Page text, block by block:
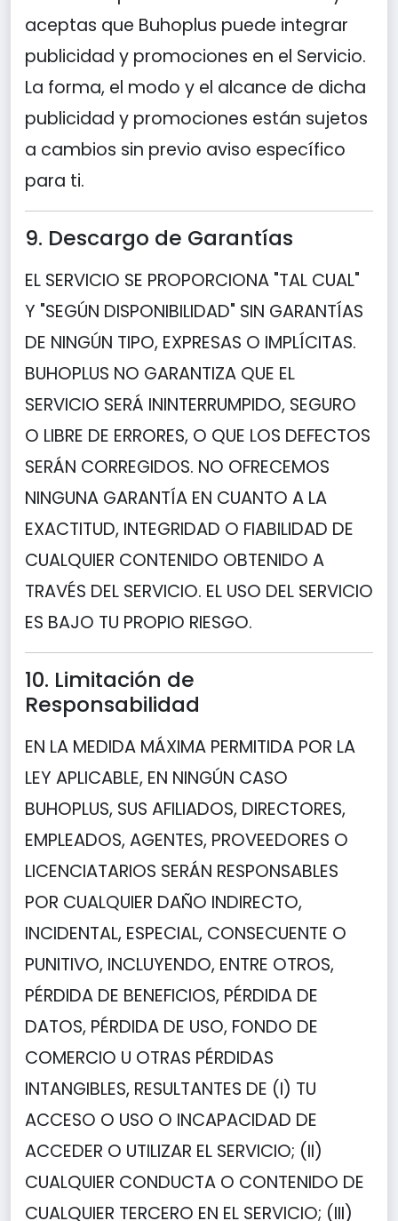
aceptas que Buhoplus puede integrar
publicidad y promociones en el Servicio.
La forma, el modo y el alcance de dicha
publicidad y promociones están sujetos
a cambios sin previo aviso específico
para ti.
9. Descargo de Garantías
EL SERVICIO SE PROPORCIONA "TAL CUAL"
Y "SEGÚN DISPONIBILIDAD" SIN GARANTÍAS
DE NINGÚN TIPO, EXPRESAS O IMPLÍCITAS.
BUHOPLUS NO GARANTIZA QUE EL
SERVICIO SERÁ ININTERRUMPIDO, SEGURO
O LIBRE DE ERRORES, O QUE LOS DEFECTOS
SERÁN CORREGIDOS. NO OFRECEMOS
NINGUNA GARANTÍA EN CUANTO A LA
EXACTITUD, INTEGRIDAD O FIABILIDAD DE
CUALQUIER CONTENIDO OBTENIDO A
TRAVÉS DEL SERVICIO. EL USO DEL SERVICIO
ES BAJO TU PROPIO RIESGO.
10. Limitación de
Responsabilidad
EN LA MEDIDA MÁXIMA PERMITIDA POR LA
LEY APLICABLE, EN NINGÚN CASO
BUHOPLUS, SUS AFILIADOS, DIRECTORES,
EMPLEADOS, AGENTES, PROVEEDORES O
LICENCIATARIOS SERÁN RESPONSABLES
POR CUALQUIER DAÑO INDIRECTO,
INCIDENTAL, ESPECIAL, CONSECUENTE O
PUNITIVO, INCLUYENDO, ENTRE OTROS,
PÉRDIDA DE BENEFICIOS, PÉRDIDA DE
DATOS, PÉRDIDA DE USO, FONDO DE
COMERCIO U OTRAS PÉRDIDAS
INTANGIBLES, RESULTANTES DE (I) TU
ACCESO O USO O INCAPACIDAD DE
ACCEDER O UTILIZAR EL SERVICIO; (II)
CUALQUIER CONDUCTA O CONTENIDO DE
CUALQUIER TERCERO EN EL SERVICIO; (III)